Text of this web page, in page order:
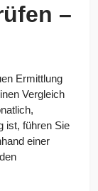
–
Ermittlung
Vergleich
ist, führen Sie
einer